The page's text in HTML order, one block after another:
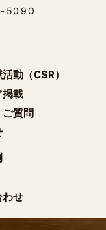
5090
動（CSR）
掲載
質問
わせ